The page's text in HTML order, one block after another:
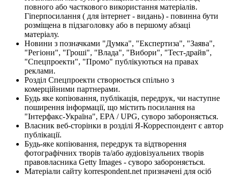
повного або часткового використання матеріалів.
Гіперпосилання ( для інтернет - видань) - повинна бути
розміщена в підзаголовку або в першому абзаці
матеріалу.
Новини з позначками "Думка", "Експертиза", "Заява",
"Регіони", "Гроші", "Влада", "Вибори", "Тест-драйв",
"Спецпроекти", "Промо" публікуються на правах
реклами.
Розділ Спецпроекти створюється спільно з
комерційними партнерами.
Будь яке копіювання, публікація, передрук, чи наступне
поширення інформації, що містить посилання на
"Інтерфакс-Україна", EPA / UPG, суворо забороняється.
Власник веб-сторінки в розділі Я-Корреспондент є автор
публікації.
Будь-яке копіювання, передрук та відтворення
фотографічних творів та/або аудіовізуальних творів
правовласника Getty Images - суворо забороняється.
Матеріали сайту korrespondent.net призначені для осіб